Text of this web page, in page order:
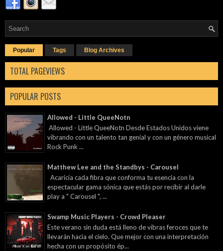
Popular Tags Blog Archives
TOTAL PAGEVIEWS
POPULAR POSTS
Allowed - Little QueeNotn
Allowed - Little QueeNotn Desde Estados Unidos viene
vibrando con un talento tan genial y con un género musical
Rock Punk ...
Matthew Lee and the Standbys - Carousel
Acaricia cada fibra que conforma tu esencia con la
espectacular gama sónica que estás por recibir al darle
play a " Carousel ", ...
Swamp Music Players - Crowd Pleaser
Este verano sin duda está lleno de vibras feroces que te
llevarán hacia el cielo. Que mejor con una interpretación
hecha con un propósito ép...